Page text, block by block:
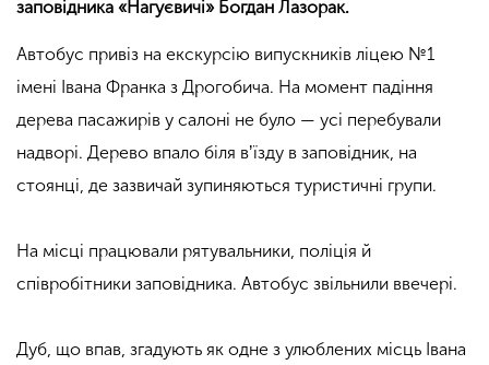
заповідника «Нагуєвичі» Богдан Лазорак.
Автобус привіз на екскурсію випускників ліцею №1
імені Івана Франка з Дрогобича. На момент падіння
дерева пасажирів у салоні не було — усі перебували
надворі. Дерево впало біля вʼїзду в заповідник, на
стоянці, де зазвичай зупиняються туристичні групи.
На місці працювали рятувальники, поліція й
співробітники заповідника. Автобус звільнили ввечері.
Дуб, що впав, згадують як одне з улюблених місць Івана